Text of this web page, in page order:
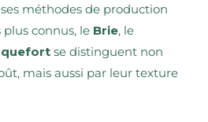
méthodes de production
connus, le Brie, le
se distinguent non
mais aussi par leur texture